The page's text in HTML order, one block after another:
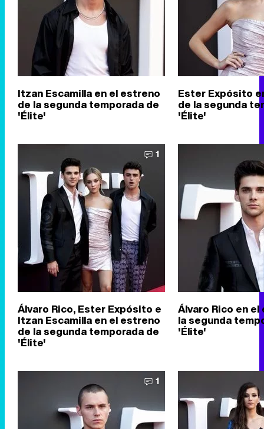
Itzan Escamilla en el estreno
de la segunda temporada de
'Élite'
Ester Expósito
de la segunda
'Élite'
1
Álvaro Rico, Ester Expósito e
Itzan Escamilla en el estreno
de la segunda temporada de
'Élite'
Álvaro Rico en
la segunda
'Élite'
1